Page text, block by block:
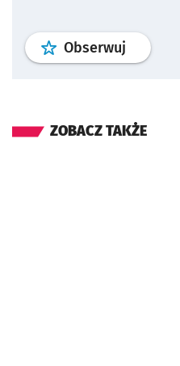
Obserwuj profil
ZOBACZ TAKŻE